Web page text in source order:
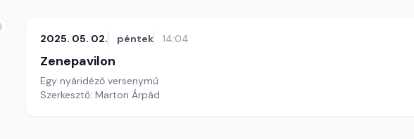
2025. 05. 02. péntek 14:04
Zenepavilon
Egy nyáridéző versenymű
Szerkesztő: Marton Árpád